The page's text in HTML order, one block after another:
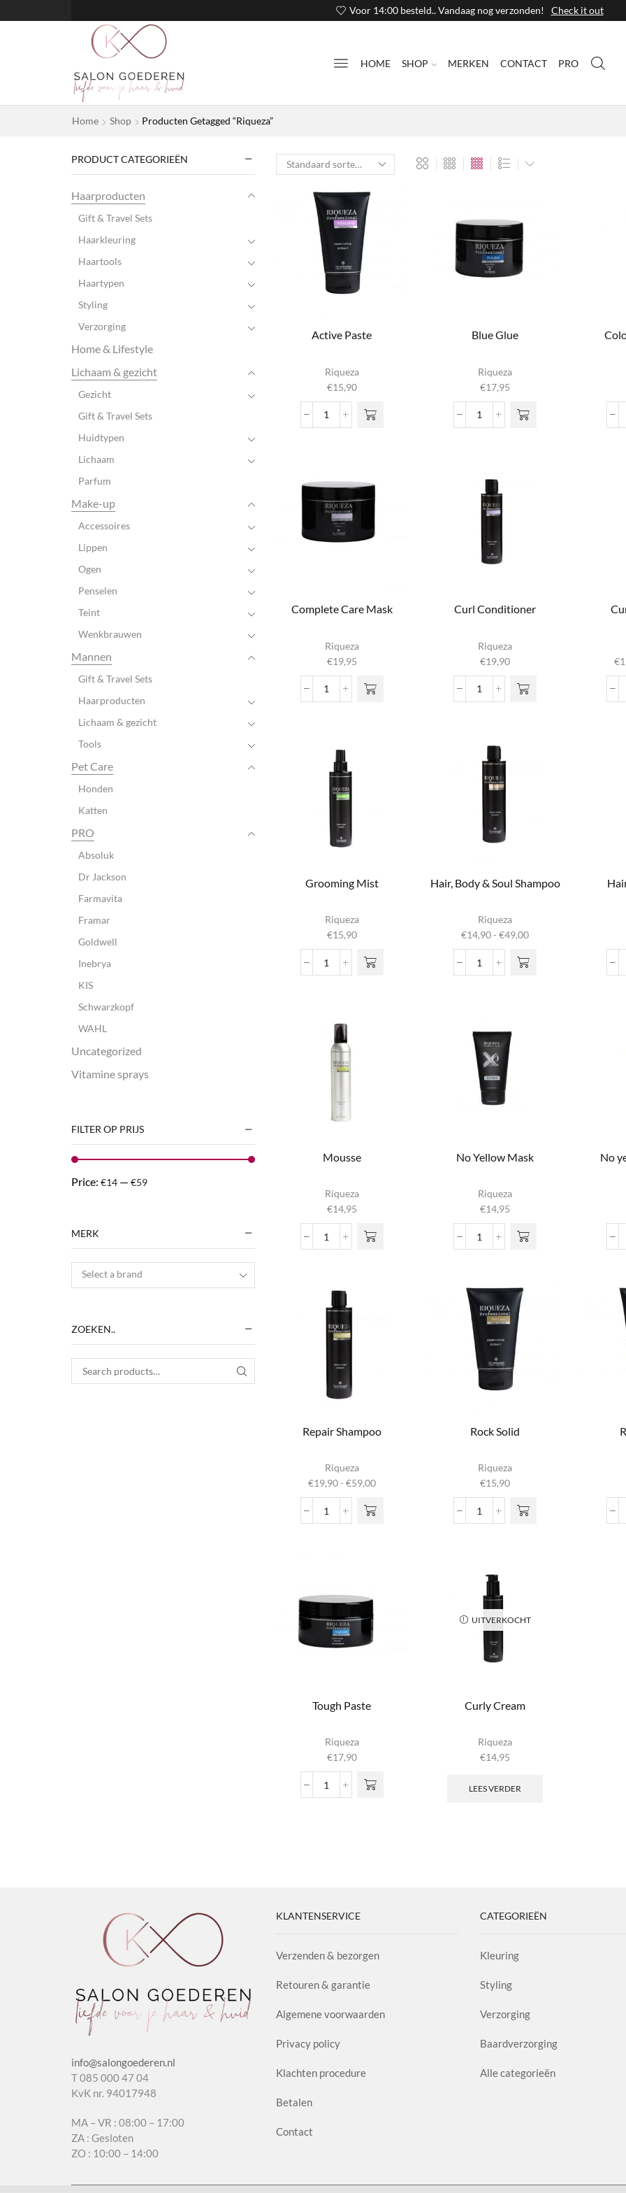
Voor 14:00 besteld.. Vandaag nog verzonden! Check it out
HOME SHOP MERKEN CONTACT PRO
Home Shop Producten Getagged “Riqueza”
Active Paste
Riqueza
€15,90
Active
Blue Glue
Riqueza
€17,95
Blue
Complete Care Mask
Riqueza
€19,95
Complete
Curl Conditioner
Riqueza
€19,90
Curl
€
Grooming Mist
Riqueza
€15,90
Grooming
Hair, Body & Soul Shampoo
Riqueza
€14,90- €49,00Prijsklasse:
tot
Hair,
aantal
heeft
meerdere
optie kan
Mousse
Riqueza
€14,95
Mousse
No Yellow Mask
Riqueza
€14,95
No
aantal
No
Repair Shampoo
Riqueza
€19,90- €59,00Prijsklasse:
tot
Repair
heeft
meerdere
optie kan
Rock Solid
Riqueza
€15,90
Rock
Tough Paste
Riqueza
€17,90
Tough
UITVERKOCHT
Curly Cream
Riqueza
€14,95
LEES VERDER
PRODUCT CATEGORIEËN
Haarproducten
Gift & Travel Sets
Haarkleuring
Haartools
Haartypen
Styling
Verzorging
Home & Lifestyle
Lichaam & gezicht
Gezicht
Gift & Travel Sets
Huidtypen
Lichaam
Parfum
Make-up
Accessoires
Lippen
Ogen
Penselen
Teint
Wenkbrauwen
Mannen
Gift & Travel Sets
Haarproducten
Lichaam & gezicht
Tools
Pet Care
Honden
Katten
PRO
Absoluk
Dr Jackson
Farmavita
Framar
Goldwell
Inebrya
KIS
Schwarzkopf
WAHL
Uncategorized
Vitamine sprays
FILTER OP PRIJS
Price: €14 — €59
MERK
Select a brand
ZOEKEN..
Search for: SEARCH
info@salongoederen.nl
T 085 000 47 04
KvK nr. 94017948
MA – VR : 08:00 – 17:00
ZA : Gesloten
ZO : 10:00 – 14:00
KLANTENSERVICE
Verzenden & bezorgen
Retouren & garantie
Algemene voorwaarden
Privacy policy
Klachten procedure
Betalen
Contact
CATEGORIEËN
Kleuring
Styling
Verzorging
Baardverzorging
Alle categorieën